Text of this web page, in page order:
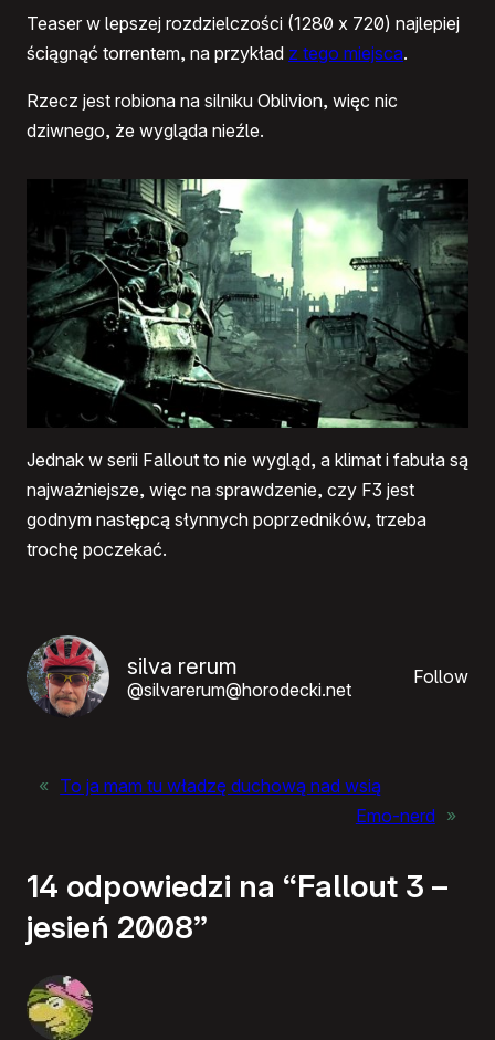
Teaser w lepszej rozdzielczości (1280 x 720) najlepiej
ściągnąć torrentem, na przykład z tego miejsca.
Rzecz jest robiona na silniku Oblivion, więc nic
dziwnego, że wygląda nieźle.
Jednak w serii Fallout to nie wygląd, a klimat i fabuła są
najważniejsze, więc na sprawdzenie, czy F3 jest
godnym następcą słynnych poprzedników, trzeba
trochę poczekać.
silva rerum
@silvarerum@horodecki.net
Follow
« To ja mam tu władzę duchową nad wsią
Emo-nerd »
14 odpowiedzi na “Fallout 3 –
jesień 2008”